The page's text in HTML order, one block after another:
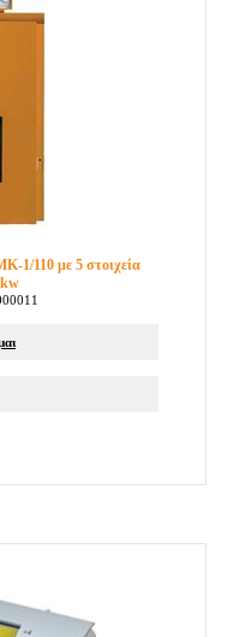
1/110 με 5 στοιχεία
kw